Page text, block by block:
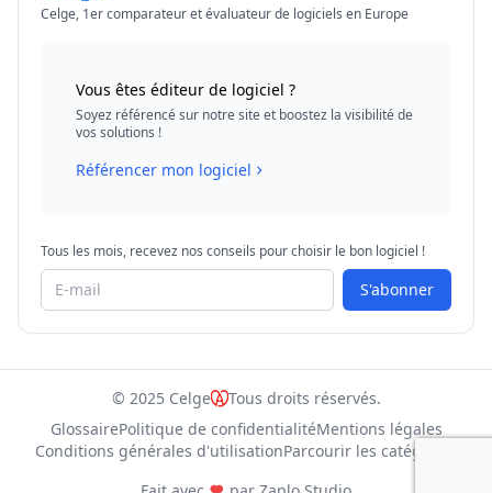
Celge, 1er comparateur et évaluateur de logiciels en Europe
Vous êtes éditeur de logiciel ?
Soyez référencé sur notre site et boostez la visibilité de
vos solutions !
Référencer mon logiciel
Tous les mois, recevez nos conseils pour choisir le bon logiciel !
S'abonner
© 2025 Celge
Tous droits réservés.
GlossairePolitique de confidentialitéMentions légales
Conditions générales d'utilisationParcourir les catégories